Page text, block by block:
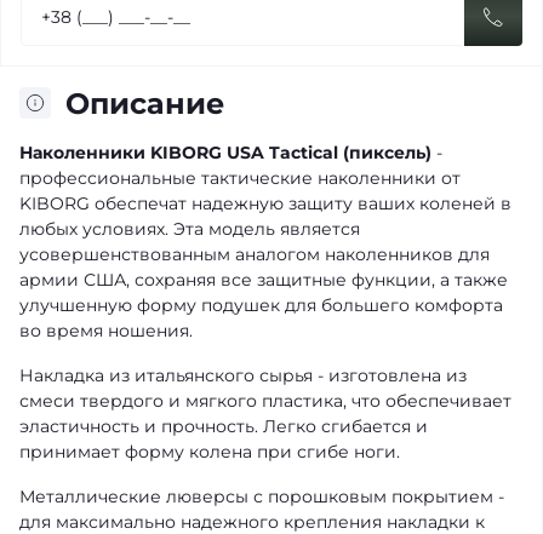
Описание
Наколенники KIBORG USA Tactical (пиксель) -
профессиональные тактические наколенники от
KIBORG обеспечат надежную защиту ваших коленей в
любых условиях. Эта модель является
усовершенствованным аналогом наколенников для
армии США, сохраняя все защитные функции, а также
улучшенную форму подушек для большего комфорта
во время ношения.
Накладка из итальянского сырья - изготовлена из
смеси твердого и мягкого пластика, что обеспечивает
эластичность и прочность. Легко сгибается и
принимает форму колена при сгибе ноги.
Металлические люверсы с порошковым покрытием -
для максимально надежного крепления накладки к